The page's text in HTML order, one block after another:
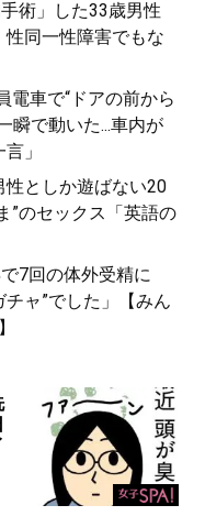
術」した33歳男性
同一性障害でもな
車で“ドアの前から
瞬で動いた...車内が
」
としか遊ばない20
”のセックス「英語の
7回の体外受精に
ャ”でした」【みん